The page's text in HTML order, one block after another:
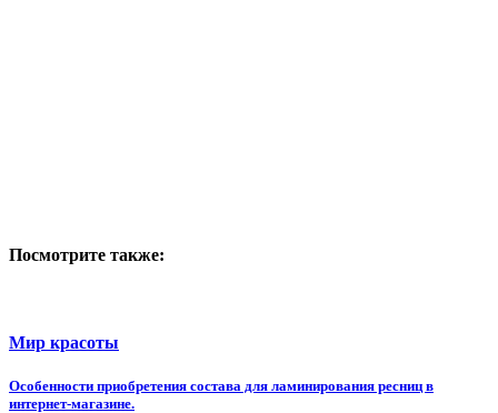
Посмотрите также:
Мир красоты
Особенности приобретения состава для ламинирования ресниц в
интернет-магазине.